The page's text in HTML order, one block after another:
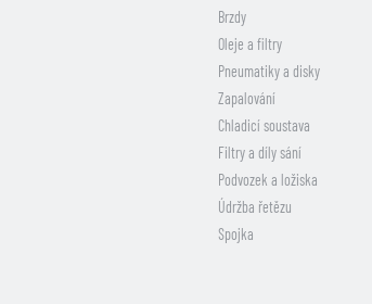
Brzdy
Oleje a filtry
Pneumatiky a disky
Zapalování
Chladicí soustava
Filtry a díly sání
Podvozek a ložiska
Údržba řetězu
Spojka